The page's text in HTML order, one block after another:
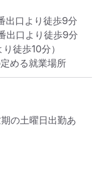
出口より徒歩9分
出口より徒歩9分
徒歩10分）
める就業場所
の土曜日出勤あ